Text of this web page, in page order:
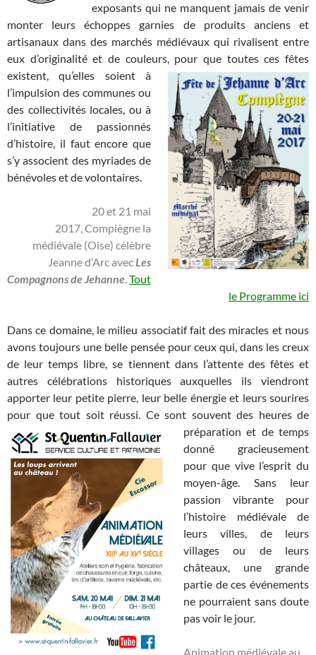
exposants qui ne manquent jamais de venir
monter leurs échoppes garnies de produits anciens et
artisanaux dans des marchés médiévaux qui rivalisent entre
eux d’originalité et de couleurs, pour que toutes ces fêtes
existent,qu’elles soient à
l’impulsion des communes ou
des collectivités locales, ou à
l’initiative de passionnés
d’histoire, il faut encore que
s’y associent des myriades de
bénévoles et de volontaires.
20 et 21 mai
2017, Compiègne la
médiévale (Oise) célèbre
Jeanne d’Arc avecLes
Compagnons de Jehanne.Tout
le Programme ici
Dans ce domaine, le milieu associatif fait des miracles et nous
avons toujours une belle pensée pour ceux qui, dans les creux
de leur temps libre, se tiennent dans l’attente des fêtes et
autres célébrations historiques auxquelles ils viendront
apporter leur petite pierre, leur belle énergie et leurs sourires
pour que tout soit réussi. Ce sont souvent des heures de
préparation et de temps
donné gracieusement
pour que vive l’esprit du
moyen-âge. Sans leur
passion vibrante pour
l’histoire médiévale de
leurs villes, de leurs
villages ou de leurs
châteaux, une grande
partie de ces événements
ne pourraient sans doute
pas voir le jour.
Animation médiévale au